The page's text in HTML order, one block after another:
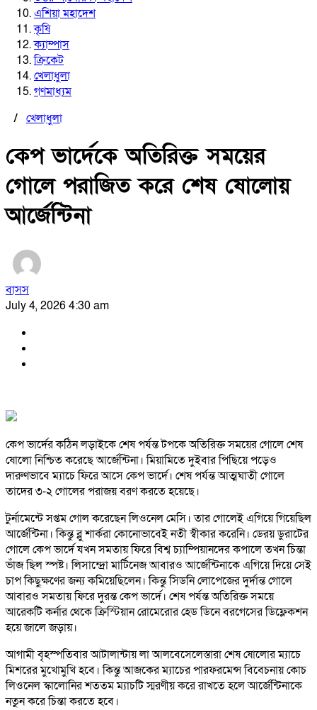
এশিয়া মহাদেশ
কৃষি
ক্যাম্পাস
ক্রিকেট
খেলাধুলা
গণমাধ্যম
/ খেলাধুলা
কেপ ভার্দেকে অতিরিক্ত সময়ের
গোলে পরাজিত করে শেষ ষোলোয়
আর্জেন্টিনা
বাসস
July 4, 2026 4:30 am
কেপ ভার্দের কঠিন লড়াইকে শেষ পর্যন্ত টপকে অতিরিক্ত সময়ের গোলে শেষ
ষোলো নিশ্চিত করেছে আর্জেন্টিনা। মিয়ামিতে দুইবার পিছিয়ে পড়েও
দারুণভাবে ম্যাচে ফিরে আসে কেপ ভার্দে। শেষ পর্যন্ত আত্মঘাতী গোলে
তাদের ৩-২ গোলের পরাজয় বরণ করতে হয়েছে।
টুর্নামেন্টে সপ্তম গোল করেছেন লিওনেল মেসি। তার গোলেই এগিয়ে গিয়েছিল
আর্জেন্টিনা। কিন্তু ব্লু শার্করা কোনোভাবেই নতী স্বীকার করেনি। ডেরয় ডুরাটের
গোলে কেপ ভার্দে যখন সমতায় ফিরে বিশ্ব চ্যাম্পিয়ানদের কপালে তখন চিন্তা
ভাঁজ ছিল স্পষ্ট। লিসান্দ্রো মার্টিনেজ আবারও আর্জেন্টিনাকে এগিয়ে দিয়ে সেই
চাপ কিছুক্ষণের জন্য কমিয়েছিলেন। কিন্তু সিডনি লোপেজের দুর্দান্ত গোলে
আবারও সমতায় ফিরে দুরন্ত কেপ ভার্দে। শেষ পর্যন্ত অতিরিক্ত সময়ে
আরেকটি কর্নার থেকে ক্রিস্টিয়ান রোমেরোর হেড ডিনে বরগেসের ডিফ্লেকশন
হয়ে জালে জড়ায়।
আগামী বৃহস্পতিবার আটালান্টায় লা আলবেসেলেস্তারা শেষ ষোলোর ম্যাচে
মিশরের মুখোমুখি হবে। কিন্তু আজকের ম্যাচের পারফরমেন্স বিবেচনায় কোচ
লিওনেল স্কালোনির শততম ম্যাচটি স্মরণীয় করে রাখতে হলে আর্জেন্টিনাকে
নতুন করে চিন্তা করতে হবে।